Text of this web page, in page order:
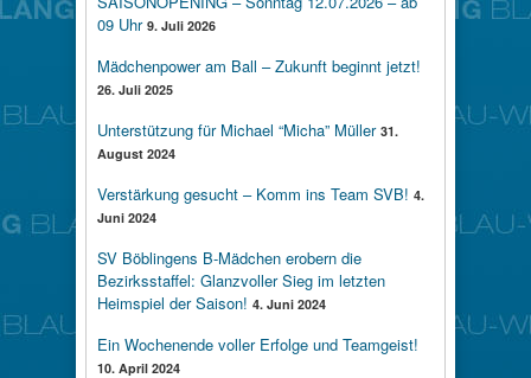
09 Uhr 9. Juli 2026
Mädchenpower am Ball – Zukunft beginnt jetzt!
26. Juli 2025
Unterstützung für Michael “Micha” Müller 31.
August 2024
Verstärkung gesucht – Komm ins Team SVB! 4.
Juni 2024
SV Böblingens B-Mädchen erobern die
Bezirksstaffel: Glanzvoller Sieg im letzten
Heimspiel der Saison! 4. Juni 2024
Ein Wochenende voller Erfolge und Teamgeist!
10. April 2024